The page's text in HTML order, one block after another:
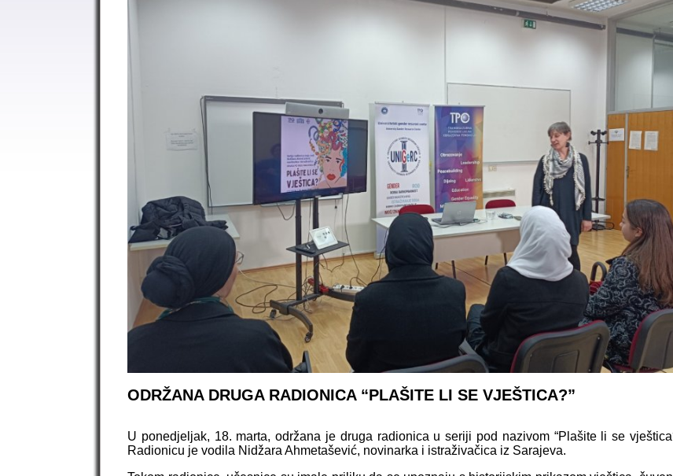
ODRŽANA DRUGA RADIONICA “PLAŠITE LI SE VJEŠTICA?”
U ponedjeljak, 18. marta, održana je druga radionica u seriji pod nazivom “Plašite li se
Radionicu je vodila Nidžara Ahmetašević, novinarka i istraživačica iz Sarajeva.